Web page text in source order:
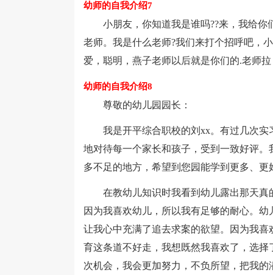
幼师的自我介绍7
小朋友，你知道我是谁吗??来，我给你
老师。我是什么老师?我们来打个招呼吧，
爱，聪明，燕子老师以后就是你们的.老师
幼师的自我介绍8
尊敬的幼儿园园长：
我是开平综合职校的刘xx。有过几次实
地对待每一个家长和孩子，受到一致好评
多不足的地方，希望到您园能学到更多、更
在教幼儿知识时我看到幼儿露出那天真
因为我喜欢幼儿，所以我有足够的耐心。
让我心中充满了追去求案的欲望。因为我
育这条道不好走，我想既然我喜欢了，选
次机会，我会更加努力，不负所望，把我的